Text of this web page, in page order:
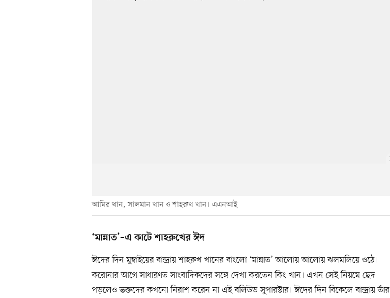
আমির খান, সালমান খান ও শাহরুখ খান। এএনআই
‘মান্নাত’–এ কাটে শাহরুখের ঈদ
ঈদের দিন মুম্বাইয়ের বান্দ্রায় শাহরুখ খানের বাংলো ‘মান্নাত’ আলোয় আলোয় ঝলমলিয়ে ওঠে।
করোনার আগে সাধারণত সাংবাদিকদের সঙ্গে দেখা করতেন কিং খান। এখন সেই নিয়মে ছেদ
পড়লেও ভক্তদের কখনো নিরাশ করেন না এই বলিউড সুপারস্টার। ঈদের দিন বিকেলে বান্দ্রায় তাঁর